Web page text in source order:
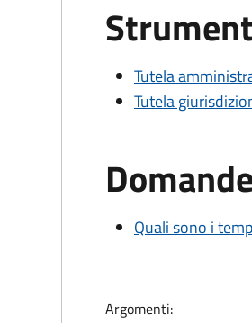
Tutela
Tutela
Quali sono i
Argomenti: